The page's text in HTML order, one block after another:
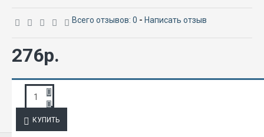
Всего отзывов: 0 - Написать отзыв
276р.
КУПИТЬ